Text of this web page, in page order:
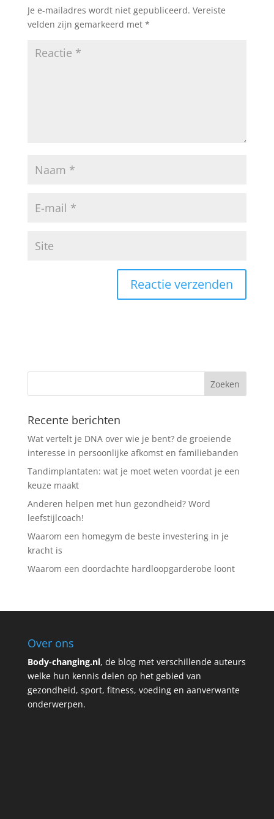
Je e-mailadres wordt niet gepubliceerd. Vereiste
velden zijn gemarkeerd met *
Recente berichten
Wat vertelt je DNA over wie je bent? de groeiende
interesse in persoonlijke afkomst en familiebanden
Tandimplantaten: wat je moet weten voordat je een
keuze maakt
Anderen helpen met hun gezondheid? Word
leefstijlcoach!
Waarom een homegym de beste investering in je
kracht is
Waarom een doordachte hardloopgarderobe loont
Over ons
Body-changing.nl, de blog met verschillende auteurs
welke hun kennis delen op het gebied van
gezondheid, sport, fitness, voeding en aanverwante
onderwerpen.